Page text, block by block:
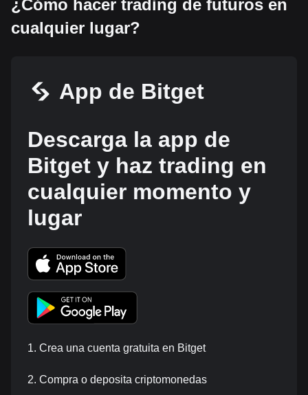
¿Cómo hacer trading de futuros en
cualquier lugar?
App de Bitget
Descarga la app de
Bitget y haz trading en
cualquier momento y
lugar
1. Crea una cuenta gratuita en Bitget
2. Compra o deposita criptomonedas